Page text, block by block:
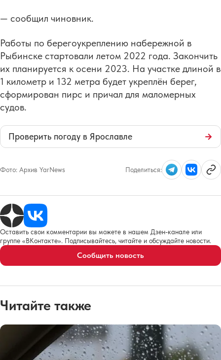
— сообщил чиновник.
Работы по берегоукреплению набережной в
Рыбинске стартовали летом 2022 года. Закончить
их планируется к осени 2023. На участке длиной в
1 километр и 132 метра будет укреплён берег,
сформирован пирс и причал для маломерных
судов.
Проверить погоду в Ярославле →
Фото: Архив YarNews Поделиться:
Оставить свои комментарии вы можете в нашем Дзен-канале или
группе «ВКонтакте». Подписывайтесь, читайте и обсуждайте новости.
Сообщить новость
Читайте также